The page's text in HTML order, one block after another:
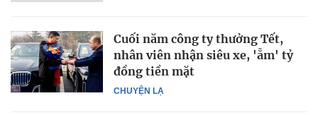
CHUYỆN LẠ
Cuối năm công ty thưởng Tết,
nhân viên nhận siêu xe, 'ẵm' tỷ
đồng tiền mặt